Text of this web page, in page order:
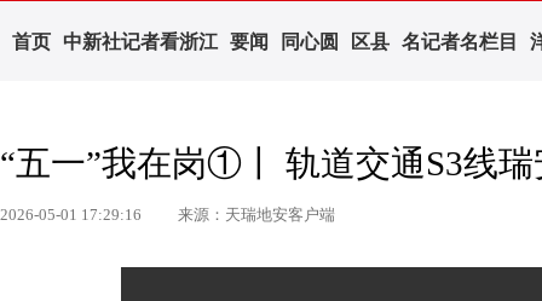
首页 中新社记者看浙江 要闻 同心圆 区县 名记者名栏目
“五一”我在岗①丨 轨道交通S3线
2026-05-01 17:29:16 来源：天瑞地安客户端